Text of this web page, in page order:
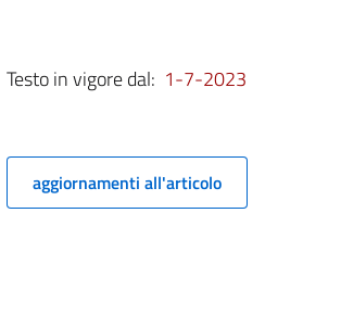
8
11
12
Testo in vigore dal: 1-7-2023
aggiornamenti all'articolo